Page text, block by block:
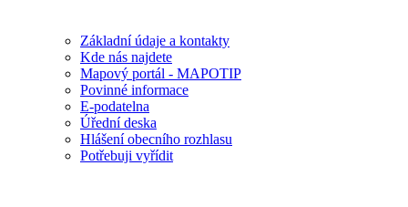
Základní údaje a kontakty
Kde nás najdete
Mapový portál - MAPOTIP
Povinné informace
E-podatelna
Úřední deska
Hlášení obecního rozhlasu
Potřebuji vyřídit